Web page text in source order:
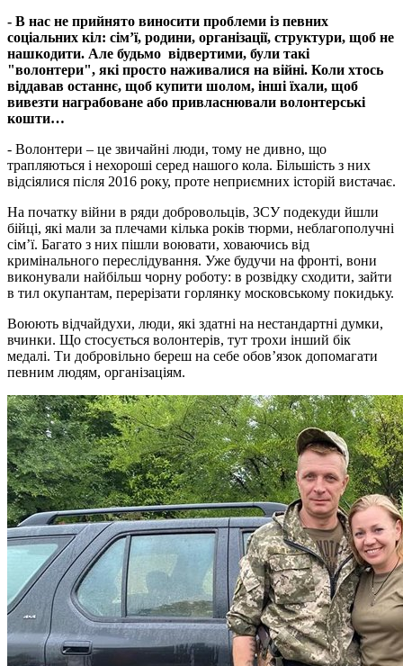
- В нас не прийнято виносити проблеми із певних
соціальних кіл: сім’ї, родини, організації, структури, щоб не
нашкодити. Але будьмо відвертими, були такі
"волонтери", які просто наживалися на війні. Коли хтось
віддавав останнє, щоб купити шолом, інші їхали, щоб
вивезти награбоване або привласнювали волонтерські
кошти…
- Волонтери – це звичайні люди, тому не дивно, що
трапляються і нехороші серед нашого кола. Більшість з них
відсіялися після 2016 року, проте неприємних історій вистачає.
На початку війни в ряди добровольців, ЗСУ подекуди йшли
бійці, які мали за плечами кілька років тюрми, неблагополучні
сім’ї. Багато з них пішли воювати, ховаючись від
кримінального переслідування. Уже будучи на фронті, вони
виконували найбільш чорну роботу: в розвідку сходити, зайти
в тил окупантам, перерізати горлянку московському покидьку.
Воюють відчайдухи, люди, які здатні на нестандартні думки,
вчинки. Що стосується волонтерів, тут трохи інший бік
медалі. Ти добровільно береш на себе обов’язок допомагати
певним людям, організаціям.